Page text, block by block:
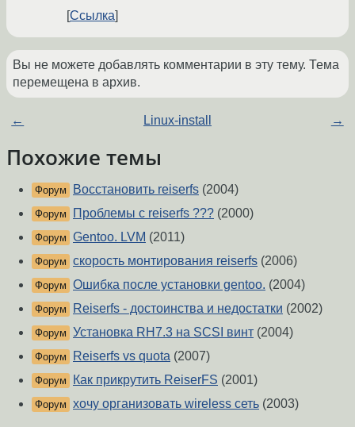
Ссылка
Вы не можете добавлять комментарии в эту тему. Тема
перемещена в архив.
← Linux-install →
Похожие темы
Форум Восстановить reiserfs (2004)
Форум Проблемы с reiserfs ??? (2000)
Форум Gentoo. LVM (2011)
Форум скорость монтирования reiserfs (2006)
Форум Ошибка после установки gentoo. (2004)
Форум Reiserfs - достоинства и недостатки (2002)
Форум Установка RH7.3 на SCSI винт (2004)
Форум Reiserfs vs quota (2007)
Форум Как прикрутить ReiserFS (2001)
Форум хочу организовать wireless сеть (2003)